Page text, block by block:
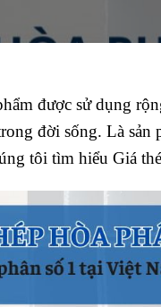
được sử dụng
đời sống. Là
tôi tìm hiểu Giá